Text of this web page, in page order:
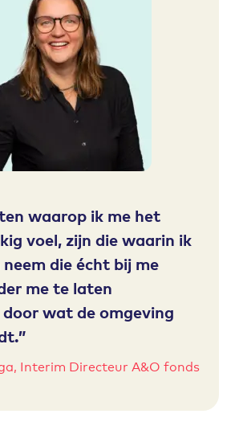
waarop ik me het
voel, zijn die waarin ik
die écht bij me
me te laten
wat de omgeving
Interim Directeur A&O fonds